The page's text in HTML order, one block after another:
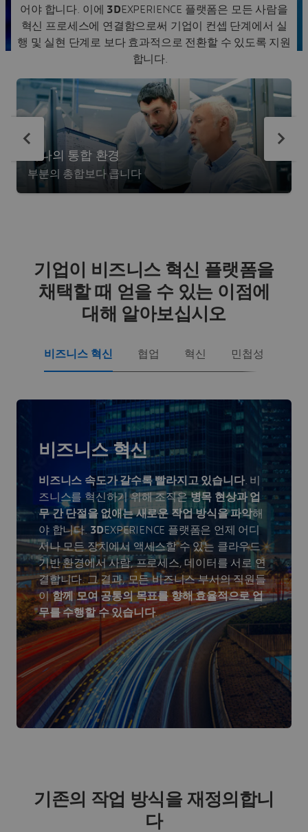
어야 합니다. 이에 3DEXPERIENCE 플랫폼은 모든 사람을
혁신 프로세스에 연결함으로써 기업이 컨셉 단계에서 실
행 및 실현 단계로 보다 효과적으로 전환할 수 있도록 지원
합니다.
하나의 통합 환경
부분의 총합보다 큽니다
기업이 비즈니스 혁신 플랫폼을
채택할 때 얻을 수 있는 이점에
대해 알아보십시오
비즈니스 혁신 협업 혁신 민첩성
비즈니스 혁신
비즈니스 속도가 갈수록 빨라지고 있습니다. 비
즈니스를 혁신하기 위해 조직은병목 현상과 업
무 간 단절을 없애는 새로운 작업 방식을 파악해
야 합니다. 3DEXPERIENCE 플랫폼은 언제 어디
서나 모든 장치에서 액세스할 수 있는 클라우드
기반 환경에서 사람, 프로세스, 데이터를 서로 연
결합니다. 그 결과, 모든 비즈니스 부서의 직원들
이함께 모여 공통의 목표를 향해 효율적으로 업
무를 수행할 수 있습니다.
기존의 작업 방식을 재정의합니
다